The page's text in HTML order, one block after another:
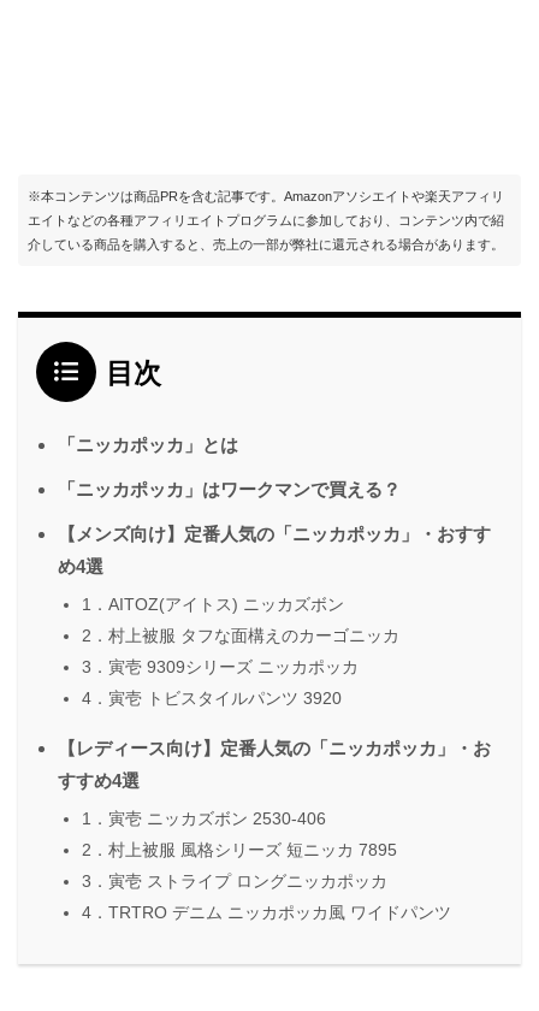
※本コンテンツは商品PRを含む記事です。Amazonアソシエイトや楽天アフィリ
エイトなどの各種アフィリエイトプログラムに参加しており、コンテンツ内で紹
介している商品を購入すると、売上の一部が弊社に還元される場合があります。
目次
「ニッカポッカ」とは
「ニッカポッカ」はワークマンで買える？
【メンズ向け】定番人気の「ニッカポッカ」・おすす
め4選
1．AITOZ(アイトス) ニッカズボン
2．村上被服 タフな面構えのカーゴニッカ
3．寅壱 9309シリーズ ニッカポッカ
4．寅壱 トビスタイルパンツ 3920
【レディース向け】定番人気の「ニッカポッカ」・お
すすめ4選
1．寅壱 ニッカズボン 2530-406
2．村上被服 風格シリーズ 短ニッカ 7895
3．寅壱 ストライプ ロングニッカポッカ
4．TRTRO デニム ニッカポッカ風 ワイドパンツ